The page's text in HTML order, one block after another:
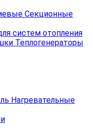
Секционные
систем отопления
Теплогенераторы
Нагревательные